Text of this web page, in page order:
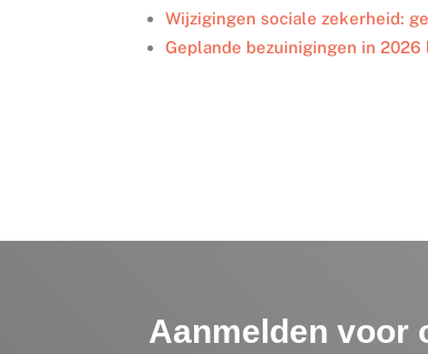
Wijzigingen sociale zekerheid:
Geplande bezuinigingen in
Aanmelden voor